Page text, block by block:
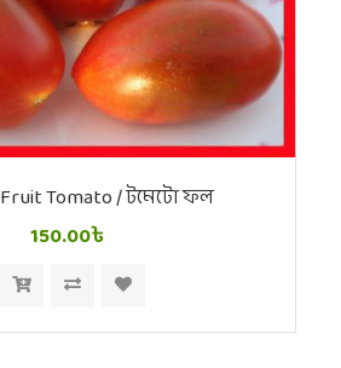
Fruit Tomato / টমেটো ফল
150.00৳